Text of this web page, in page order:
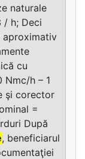
naturale
/ h; Deci
aproximativ
cu
Nmc/h – 1
şi corector
=
După
, beneficiarul